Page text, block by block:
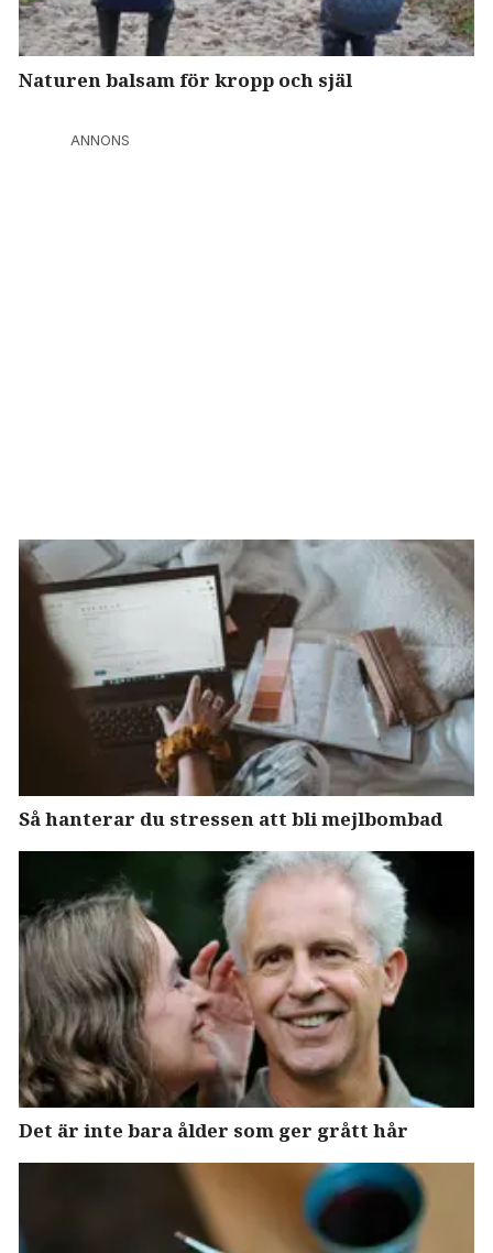
Naturen balsam för kropp och själ
ANNONS
Så hanterar du stressen att bli mejlbombad
Det är inte bara ålder som ger grått hår